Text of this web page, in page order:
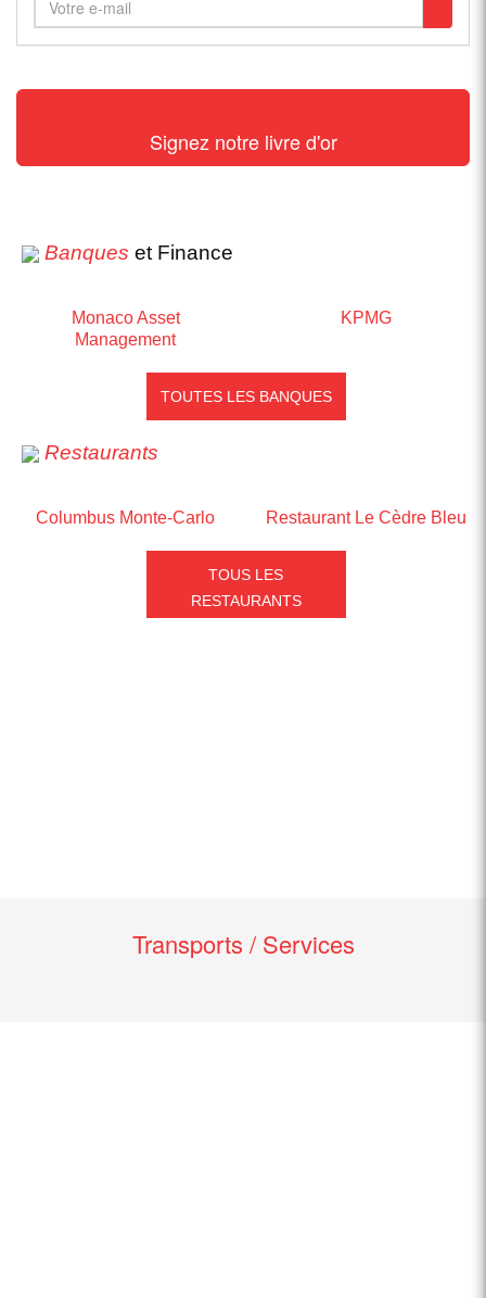
Signez notre livre d'or
Banques et Finance
Monaco Asset
Management
KPMG
TOUTES LES BANQUES
Restaurants
Columbus Monte-Carlo Restaurant Le Cèdre Bleu
TOUS LES
RESTAURANTS
Transports / Services